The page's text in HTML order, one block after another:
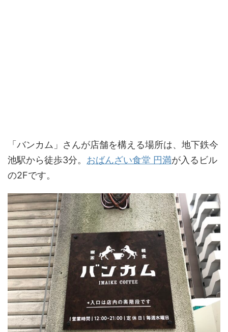
「バンカム」さんが店舗を構える場所は、地下鉄今
池駅から徒歩3分。 おばんざい食堂 円満が入るビル
の2Fです。